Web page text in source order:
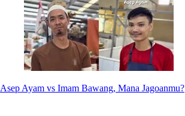
Asep Ayam vs Imam Bawang, Mana Jagoanmu?